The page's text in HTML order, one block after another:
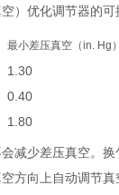
）优化调节器的
最小差压真空（in. Hg）
1.30
0.40
1.80
减少差压真空。
方向上自动调节真